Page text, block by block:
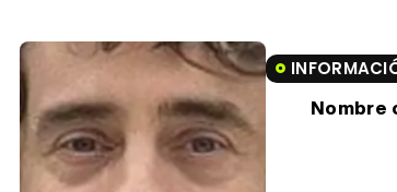
Nombre